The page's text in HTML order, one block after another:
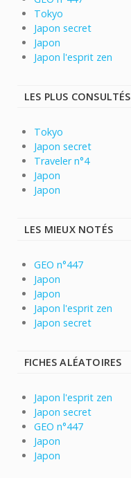
Tokyo
Japon secret
Japon
Japon l'esprit zen
LES PLUS CONSULTÉS
Tokyo
Japon secret
Traveler n°4
Japon
Japon
LES MIEUX NOTÉS
GEO n°447
Japon
Japon
Japon l'esprit zen
Japon secret
FICHES ALÉATOIRES
Japon l'esprit zen
Japon secret
GEO n°447
Japon
Japon